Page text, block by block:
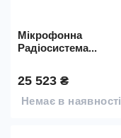
Мікрофонна
Радіосистема...
25 523 ₴
Немає в наявності